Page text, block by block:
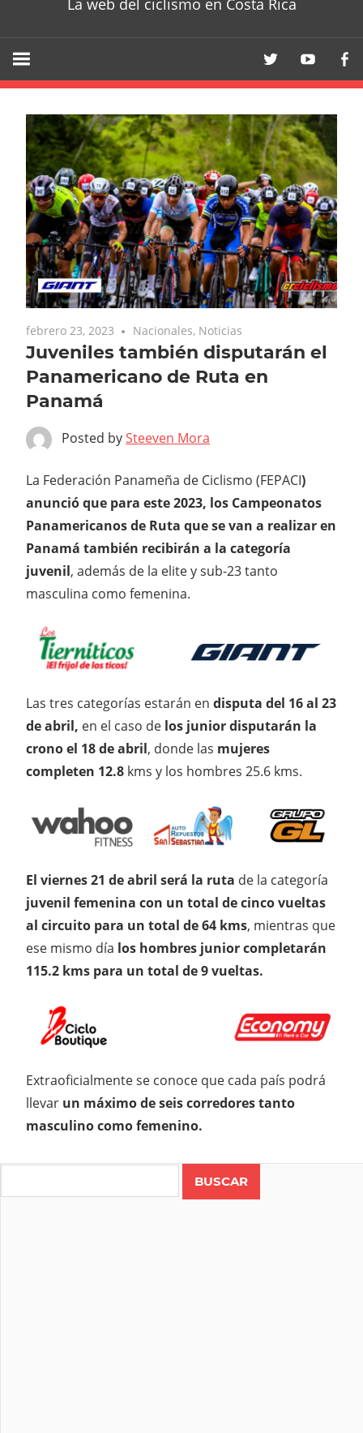
La web del ciclismo en Costa Rica
febrero 23, 2023 Nacionales, Noticias
Juveniles también disputarán el
Panamericano de Ruta en
Panamá
Posted bySteeven Mora
La Federación Panameña de Ciclismo (FEPACI)
anunció que para este 2023, los Campeonatos
Panamericanos de Ruta que se van a realizar en
Panamá también recibirán a la categoría
juvenil, además de la elite y sub-23 tanto
masculina como femenina.
Las tres categorías estarán en disputa del 16 al 23
de abril, en el caso de los junior disputarán la
crono el 18 de abril, donde las mujeres
completen 12.8 kms y los hombres 25.6 kms.
El viernes 21 de abril será la ruta de la categoría
juvenil femenina con un total de cinco vueltas
al circuito para un total de 64 kms, mientras que
ese mismo día los hombres junior completarán
115.2 kms para un total de 9 vueltas.
Extraoficialmente se conoce que cada país podrá
llevar un máximo de seis corredores tanto
masculino como femenino.